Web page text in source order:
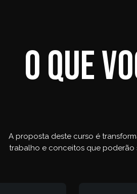
O que
A proposta deste curso é
trabalho e conceitos que poderão